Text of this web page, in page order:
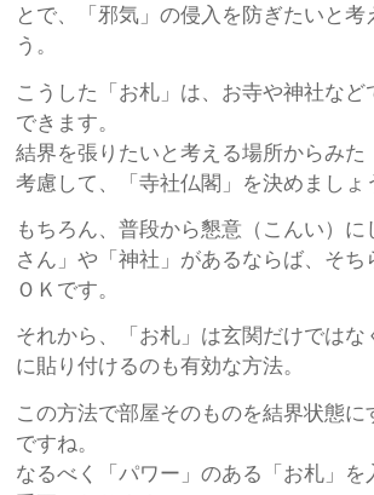
とで、「邪気」の侵入を防ぎたいと考
う。
こうした「お札」は、お寺や神社など
できます。
結界を張りたいと考える場所からみた
考慮して、「寺社仏閣」を決めましょ
もちろん、普段から懇意（こんい）に
さん」や「神社」があるならば、そち
ＯＫです。
それから、「お札」は玄関だけではな
に貼り付けるのも有効な方法。
この方法で部屋そのものを結界状態に
ですね。
なるべく「パワー」のある「お札」を